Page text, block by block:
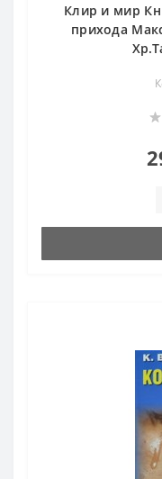
Клир и мир
прихода